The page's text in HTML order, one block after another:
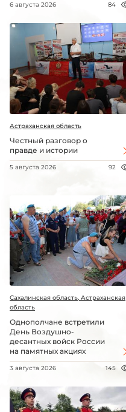
6 августа 2026 84
Астраханская область
Честный разговор о
правде и истории
5 августа 2026 92
Сахалинская область, Астраханская
область
Однополчане встретили
День Воздушно-
десантных войск России
на памятных акциях
3 августа 2026 145